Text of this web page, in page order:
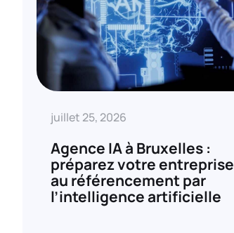
juillet 25, 2026
Agence IA à Bruxelles :
préparez votre entreprise
au référencement par
l’intelligence artificielle